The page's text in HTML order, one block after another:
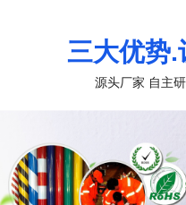
三大优势
源头厂家 自主